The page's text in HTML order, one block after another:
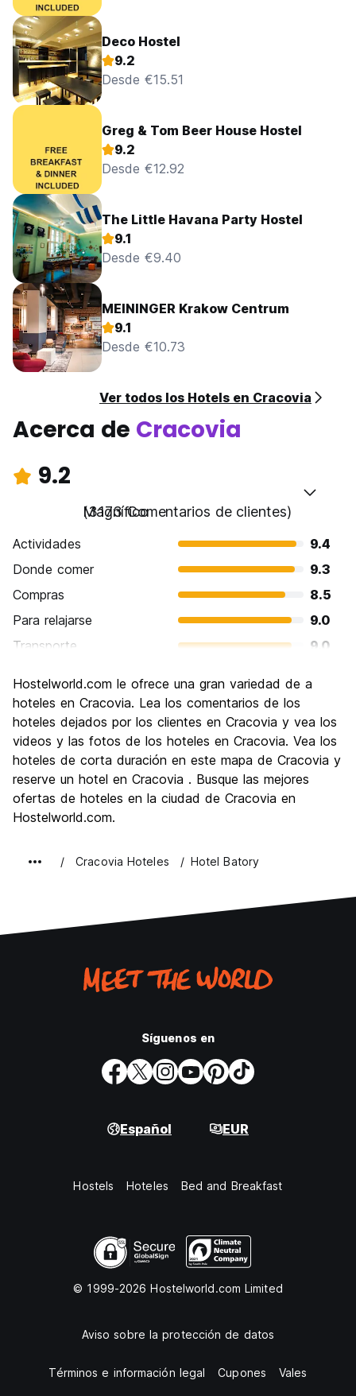
Deco Hostel
9.2
Desde €15.51
Greg & Tom Beer House Hostel
9.2
Desde €12.92
The Little Havana Party Hostel
9.1
Desde €9.40
MEININGER Krakow Centrum
9.1
Desde €10.73
Ver todos los Hotels en Cracovia
Acerca de Cracovia
9.2
Magnífico
(3173 Comentarios de clientes)
Actividades
9.4
Donde comer
9.3
Compras
8.5
Para relajarse
9.0
Transporte
9.0
Cultura
Fiesta
9.0
Calidad Precio
9.5
Hostelworld.com le ofrece una gran variedad de a
hoteles en Cracovia. Lea los comentarios de los
hoteles dejados por los clientes en Cracovia y vea los
videos y las fotos de los hoteles en Cracovia. Vea los
hoteles de corta duración en este mapa de Cracovia y
reserve un hotel en Cracovia . Busque las mejores
ofertas de hoteles en la ciudad de Cracovia en
Hostelworld.com.
Cracovia Hoteles Hotel Batory
Síguenos en
Español EUR
Hostels Hoteles Bed and Breakfast
© 1999-2026 Hostelworld.com Limited
Aviso sobre la protección de datos
Términos e información legal Cupones Vales